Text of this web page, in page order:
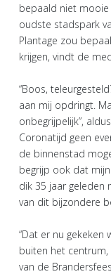
bepaald niet mooie
oudste stadspark
Plantage zou
krijgen, vindt de
“Boos,
aan mij opdringt.
onbegrijpelijk”,
Coronatijd geen
de binnenstad
begrijp ook dat
dik 35 jaar
van dit bijzondere
“Dat er nu
buiten het
van de